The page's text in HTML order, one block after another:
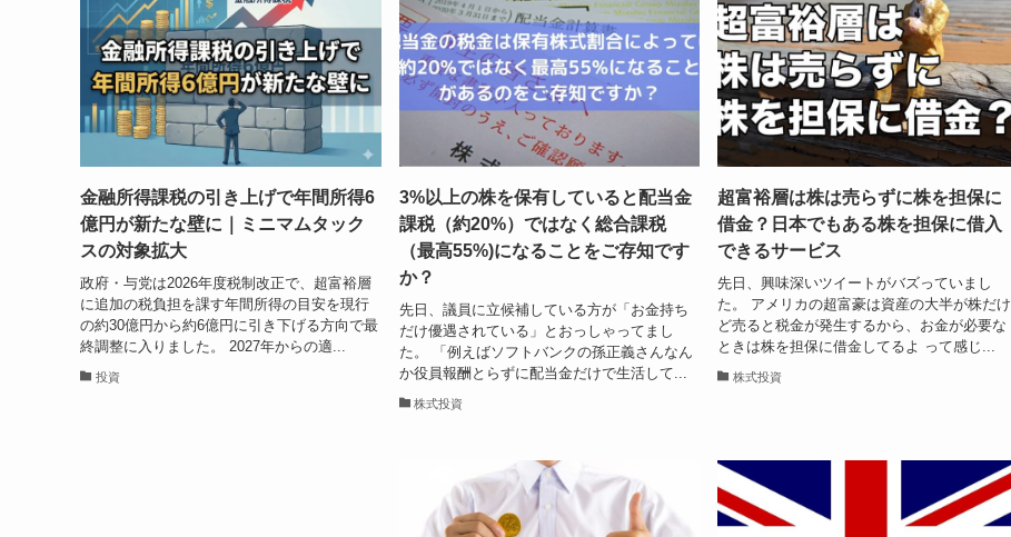
金融所得課税の引き上げで年間所得6
億円が新たな壁に｜ミニマムタック
スの対象拡大
政府・与党は2026年度税制改正で、超富裕層
に追加の税負担を課す年間所得の目安を現行
の約30億円から約6億円に引き下げる方向で最
終調整に入りました。 2027年からの適...
投資
3%以上の株を保有していると配当金
課税（約20%）ではなく総合課税
（最高55%)になることをご存知です
か？
先日、議員に立候補している方が「お金持ち
だけ優遇されている」とおっしゃってまし
た。 「例えばソフトバンクの孫正義さんなん
か役員報酬とらずに配当金だけで生活して...
株式投資
超富裕層は株は売らずに株を担保に
借金？日本でもある株を担保に借入
できるサービス
先日、興味深いツイートがバズっていまし
た。 アメリカの超富豪は資産の大半が株だけ
ど売ると税金が発生するから、お金が必要な
ときは株を担保に借金してるよ って感じ...
株式投資